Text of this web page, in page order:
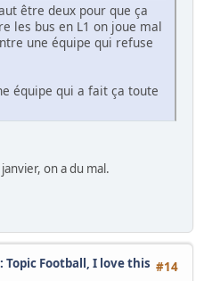
être deux pour que ça
les bus en L1 on joue mal
une équipe qui refuse
équipe qui a fait ça toute
on a du mal.
#14
Topic Football, I love this